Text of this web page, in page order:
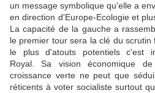
un message symbolique qu'elle a
en direction d'Europe-Ecologie et
La capacité de la gauche a
le premier tour sera la clé du
le plus d'atouts potentiels c'est
Royal. Sa vision économique
croissance verte ne peut que
réticents à voter socialiste surtout